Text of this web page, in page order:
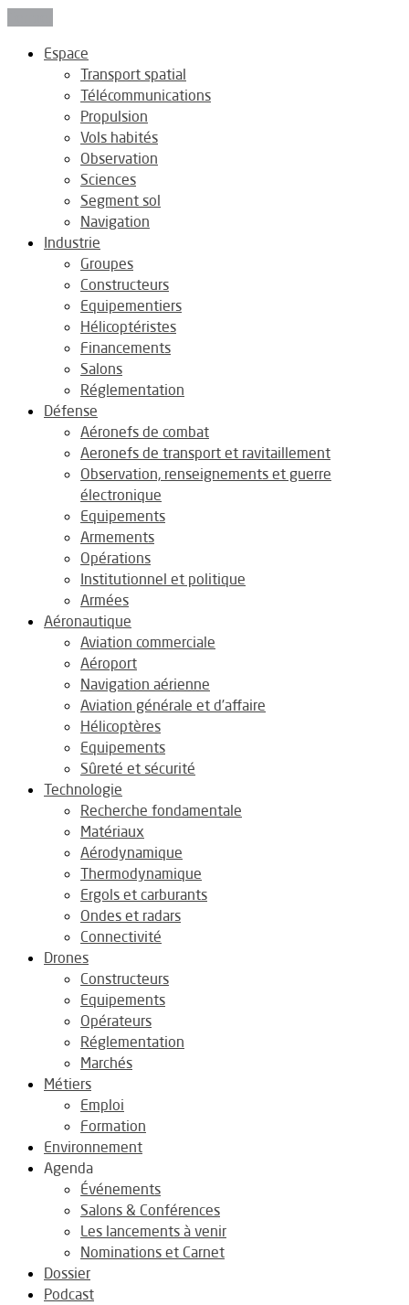
Espace
Transport spatial
Télécommunications
Propulsion
Vols habités
Observation
Sciences
Segment sol
Navigation
Industrie
Groupes
Constructeurs
Equipementiers
Hélicoptéristes
Financements
Salons
Réglementation
Défense
Aéronefs de combat
Aeronefs de transport et ravitaillement
Observation, renseignements et guerre
électronique
Equipements
Armements
Opérations
Institutionnel et politique
Armées
Aéronautique
Aviation commerciale
Aéroport
Navigation aérienne
Aviation générale et d’affaire
Hélicoptères
Equipements
Sûreté et sécurité
Technologie
Recherche fondamentale
Matériaux
Aérodynamique
Thermodynamique
Ergols et carburants
Ondes et radars
Connectivité
Drones
Constructeurs
Equipements
Opérateurs
Réglementation
Marchés
Métiers
Emploi
Formation
Environnement
Agenda
Événements
Salons & Conférences
Les lancements à venir
Nominations et Carnet
Dossier
Podcast